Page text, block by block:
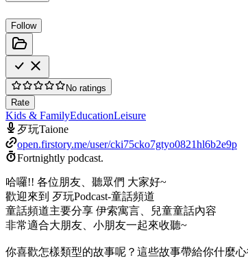
Follow
No ratings
Rate
Kids & FamilyEducationLeisure
歹玩Taione
open.firstory.me/user/cki75cko7gtyo0821hl6b2e9p
Fortnightly podcast.
哈囉!! 各位朋友、聽眾們 大家好~
歡迎來到 歹玩Podcast-童話頻道
童話頻道主要分享 伊索寓言、兒童童話內容
非常適合大朋友、小朋友一起來收聽~
你喜歡怎樣類型的故事呢？這些故事帶給你什麼心